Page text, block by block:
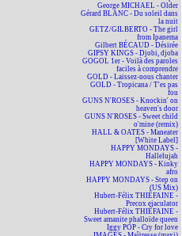
George MICHAEL - Older
Gérard BLANC - Du soleil dans
la nuit
GETZ/GILBERTO - The girl
from Ipanema
Gilbert BÉCAUD - Désirée
GIPSY KINGS - Djobi, djoba
GOGOL 1er - Voilà des paroles
faciles à comprendre
GOLD - Laissez-nous chanter
GOLD - Tropicana / T'es pas
fou
GUNS N'ROSES - Knockin' on
heaven's door
GUNS N'ROSES - Sweet child
o'mine (remix)
HALL & OATES - Maneater
[White Label]
HAPPY MONDAYS -
Hallelujah
HAPPY MONDAYS - Kinky
afro
HAPPY MONDAYS - Step on
(US Mix)
Hubert-Félix THIÉFAINE -
Precox ejaculator
Hubert-Félix THIÉFAINE -
Sweet amanite phalloïde queen
Iggy POP - Cry for love